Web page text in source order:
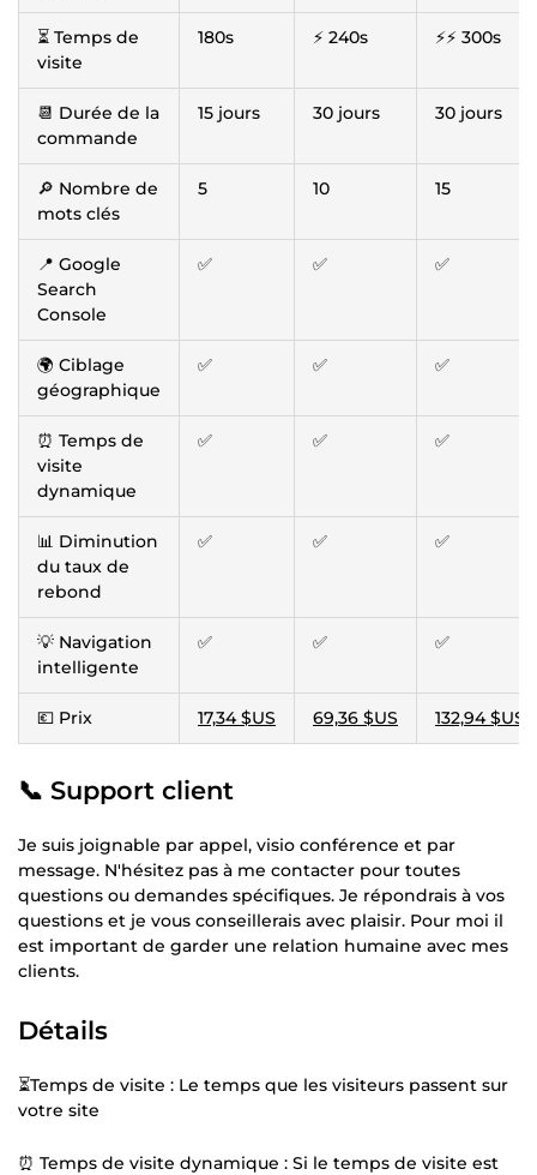
⏳ Temps de
visite
180s ⚡ 240s ⚡⚡ 300s
📆 Durée de la
commande
15 jours 30 jours 30 jours
🔎 Nombre de
mots clés
5 10 15
📍 Google
Search
Console
✅ ✅ ✅
🌍 Ciblage
géographique
✅ ✅ ✅
⏰ Temps de
visite
dynamique
✅ ✅ ✅
📊 Diminution
du taux de
rebond
✅ ✅ ✅
💡 Navigation
intelligente
✅ ✅ ✅
💶 Prix 17,34 $US 69,36 $US 132,94 $US
📞 Support client
Je suis joignable par appel, visio conférence et par
message. N'hésitez pas à me contacter pour toutes
questions ou demandes spécifiques. Je répondrais à vos
questions et je vous conseillerais avec plaisir. Pour moi il
est important de garder une relation humaine avec mes
clients.
Détails
⏳Temps de visite : Le temps que les visiteurs passent sur
votre site
⏰ Temps de visite dynamique : Si le temps de visite est